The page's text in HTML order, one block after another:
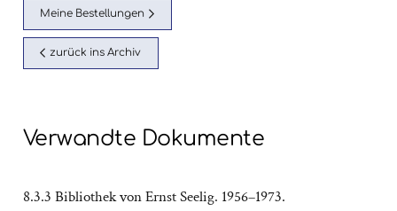
Meine Bestellungen
zurück ins Archiv
Verwandte Dokumente
8.3.3 Bibliothek von Ernst Seelig. 1956–1973.